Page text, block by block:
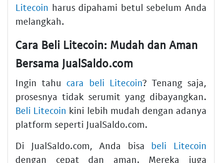
Litecoin harus dipahami betul sebelum Anda
melangkah.
Cara Beli Litecoin: Mudah dan Aman
Bersama JualSaldo.com
Ingin tahu cara beli Litecoin? Tenang saja,
prosesnya tidak serumit yang dibayangkan.
Beli Litecoin kini lebih mudah dengan adanya
platform seperti JualSaldo.com.
Di JualSaldo.com, Anda bisa beli Litecoin
dengan cepat dan aman. Mereka juga